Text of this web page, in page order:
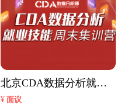
北京CDA数据分析就业
班
¥ 面议